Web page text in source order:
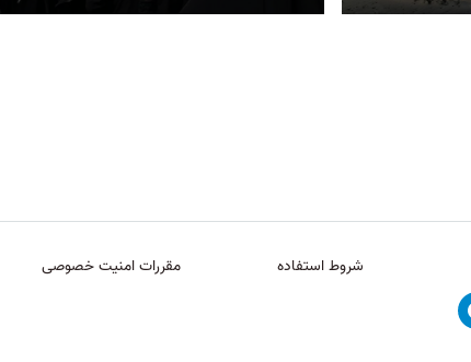
شروط استفاده مقررات امنیت خصوصی